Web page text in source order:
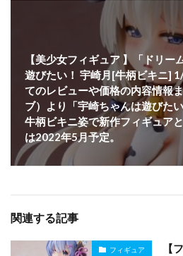
【美少女フィギュア 】「ドリー
遊びたい！ 宇崎月[牛柄ビキニ]
てのレビューや価格の内容情報
ブ）より「宇崎ちゃんは遊びた
牛柄ビキニ姿で新作フィギュア
は2022年5月予定。
関連する記事
フィギュア
【